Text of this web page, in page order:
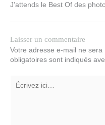
J’attends le Best Of des
Laisser un commentaire
Votre adresse e-mail ne sera
obligatoires sont indiqués
ici…